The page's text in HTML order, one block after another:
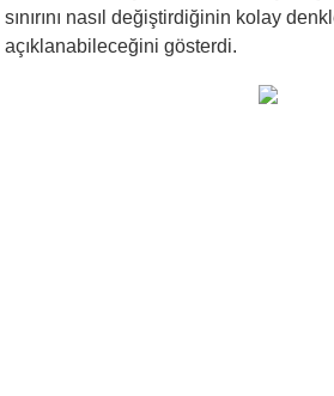
sınırını nasıl değiştirdiğinin kolay
açıklanabileceğini gösterdi.